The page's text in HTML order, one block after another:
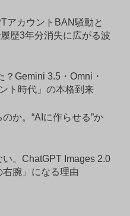
アカウントBAN騒動と
歴3年分消失に広がる波
Gemini 3.5・Omni・
ト時代」の本格到来
か。“AIに作らせる”か
。ChatGPT Images 2.0
腕」になる理由